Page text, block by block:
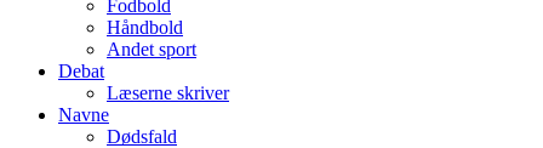
Fodbold
Håndbold
Andet sport
Debat
Læserne skriver
Navne
Dødsfald